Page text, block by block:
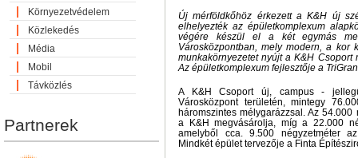
Környezetvédelem
Közlekedés
Média
Mobil
Távközlés
Partnerek
Új mérföldkőhöz érkezett a K&H új
elhelyezték az épületkomplexum
végére készül el a két egymás
Városközpontban, mely modern, a kor
munkakörnyezetet nyújt a K&H Csoport
Az épületkomplexum fejlesztője a
A K&H Csoport új, campus -
Városközpont területén, mintegy
háromszintes mélygarázzsal. Az 54.000
a K&H megvásárolja, míg a 22.000
amelyből cca. 9.500 négyzetméter
Mindkét épület tervezője a Finta